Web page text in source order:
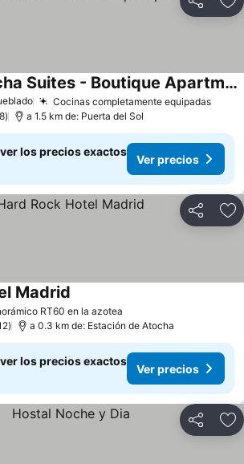
Compartir
Cocinas completamente equipadasVer
Eric Vökel Atocha Suites - Boutique Apartments
a 1.5 km de: Puerta del Sol
los precios exactos
Ver precios
Compartir
RT60 en la azotea
Madrid
a 0.3 km de: Estación de Atocha
los precios exactos
Ver precios
Compartir